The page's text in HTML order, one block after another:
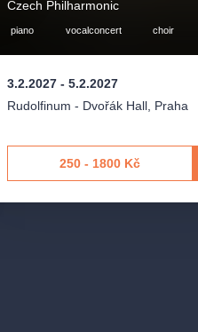
Czech Philharmonic
piano vocalconcert choir
3.2.2027- 5.2.2027
Rudolfinum - Dvořák Hall, Praha
250 - 1800 Kč